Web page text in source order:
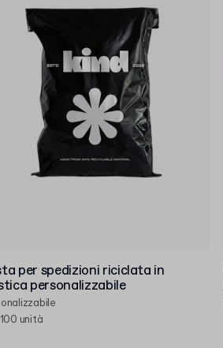
per spedizioni riciclata in
personalizzabile
unità